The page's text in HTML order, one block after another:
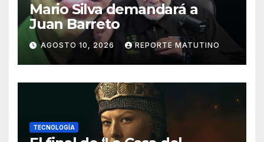
Mario Silva demandará a
Juan Barreto
AGOSTO 10, 2026 REPORTE MATUTINO
TECNOLOGÍA